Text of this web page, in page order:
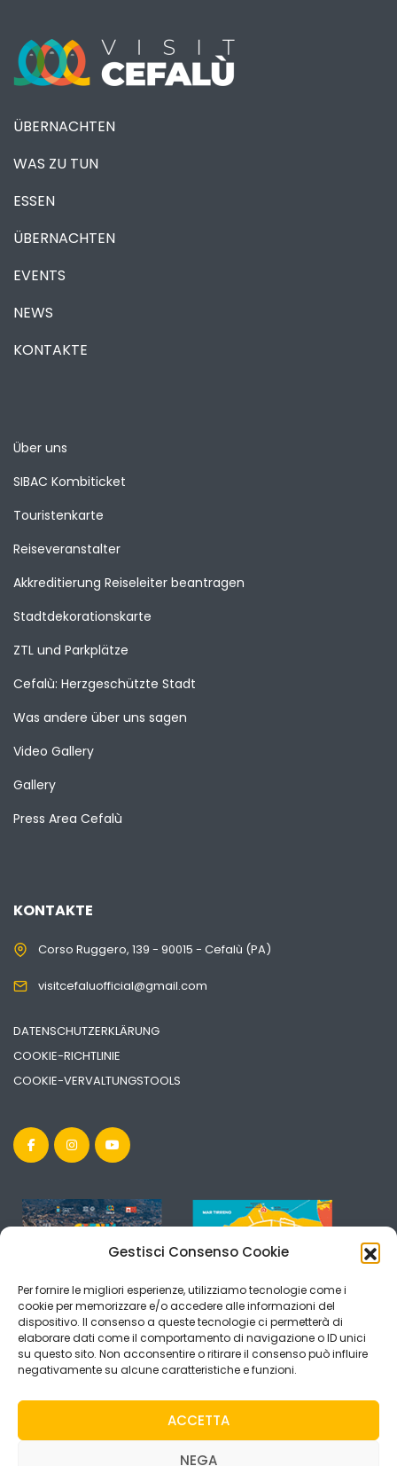
Gestisci Consenso Cookie
Per fornire le migliori esperienze, utilizziamo tecnologie come i
cookie per memorizzare e/o accedere alle informazioni del
dispositivo. Il consenso a queste tecnologie ci permetterà di
elaborare dati come il comportamento di navigazione o ID unici
su questo sito. Non acconsentire o ritirare il consenso può influire
negativamente su alcune caratteristiche e funzioni.
ACCETTA
NEGA
ÜBERNACHTEN
WAS ZU TUN
ESSEN
ÜBERNACHTEN
EVENTS
NEWS
KONTAKTE
Über uns
SIBAC Kombiticket
Touristenkarte
Reiseveranstalter
Akkreditierung Reiseleiter beantragen
Stadtdekorationskarte
ZTL und Parkplätze
Cefalù: Herzgeschützte Stadt
Was andere über uns sagen
Video Gallery
Gallery
Press Area Cefalù
KONTAKTE
Corso Ruggero, 139 - 90015 - Cefalù (PA)
visitcefaluofficial@gmail.com
DATENSCHUTZERKLÄRUNG
COOKIE-RICHTLINIE
COOKIE-VERVALTUNGSTOOLS